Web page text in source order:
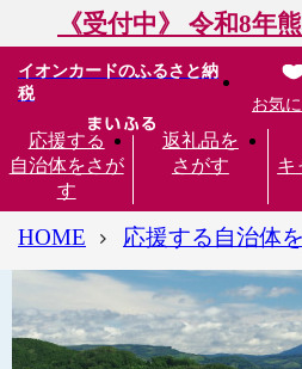
《受付中》 令和8年
イオンカードのふるさと納
税
応援する
自治体をさが
す
返礼品を
さがす
キ
お気
HOME 応援する自治体